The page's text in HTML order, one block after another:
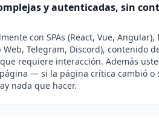
y autenticadas, sin
con SPAs (React, Vue, Angular),
Telegram, Discord), contenido
requiere interacción. Además
— si la página crítica cambió o
nada que hacer.